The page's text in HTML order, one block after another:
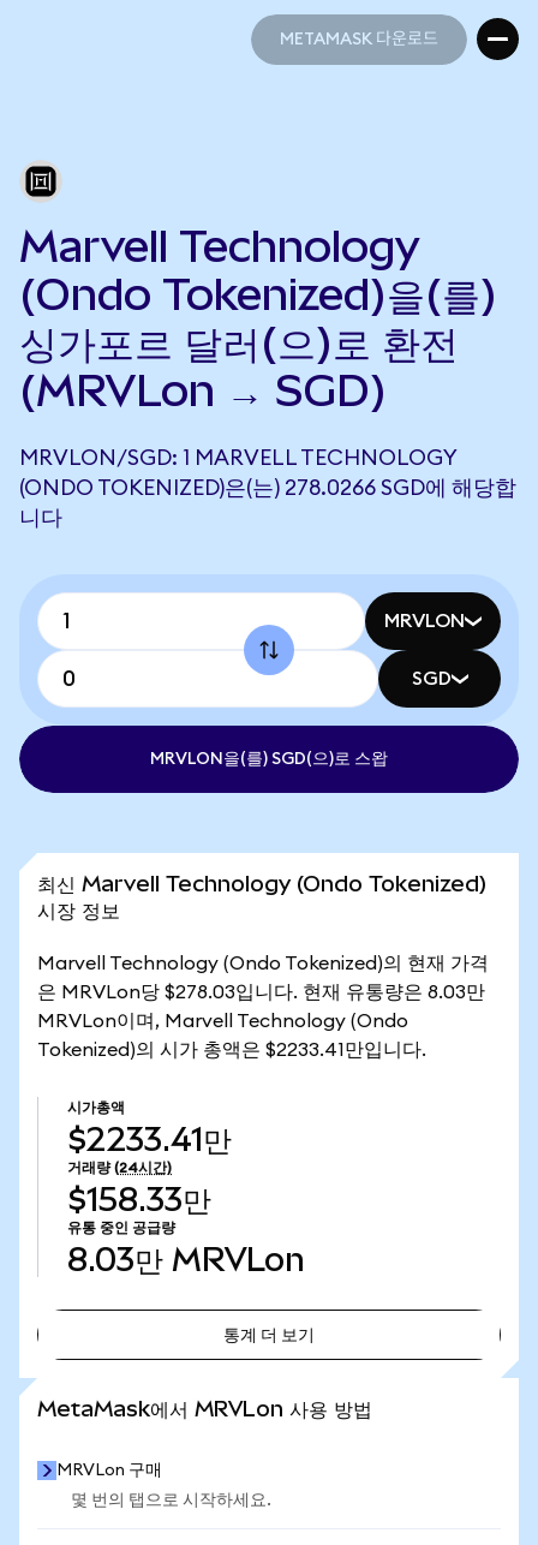
METAMASK 다운로드
Marvell Technology
(Ondo Tokenized)을(를)
싱가포르 달러(으)로 환전
(MRVLon → SGD)
MRVLON/SGD: 1 MARVELL TECHNOLOGY
(ONDO TOKENIZED)은(는) 278.0266 SGD에 해당합
니다
MRVLON
SGD
MRVLON을(를) SGD(으)로 스왑
최신 Marvell Technology (Ondo Tokenized)
시장 정보
Marvell Technology (Ondo Tokenized)의 현재 가격
은 MRVLon당 $278.03입니다. 현재 유통량은 8.03만
MRVLon이며, Marvell Technology (Ondo
Tokenized)의 시가 총액은 $2233.41만입니다.
시가총액
$2233.41만
거래량 (24시간)
$158.33만
유통 중인 공급량
8.03만 MRVLon
통계 더 보기
MetaMask에서 MRVLon 사용 방법
MRVLon 구매
몇 번의 탭으로 시작하세요.